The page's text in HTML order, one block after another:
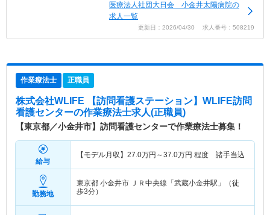
医療法人社団大日会 小金井太陽病院の
求人一覧
更新日：2026/04/30 求人番号：508219
作業療法士 正職員
株式会社WLIFE 【訪問看護ステーション】WLIFE訪問
看護センターの作業療法士求人(正職員)
【東京都／小金井市】訪問看護センターで作業療法士募集！
給与
【モデル月収】 27.0万円～37.0万円 程度 諸手当込
勤務地
東京都 小金井市 ＪＲ中央線「武蔵小金井駅」（徒
歩3分）